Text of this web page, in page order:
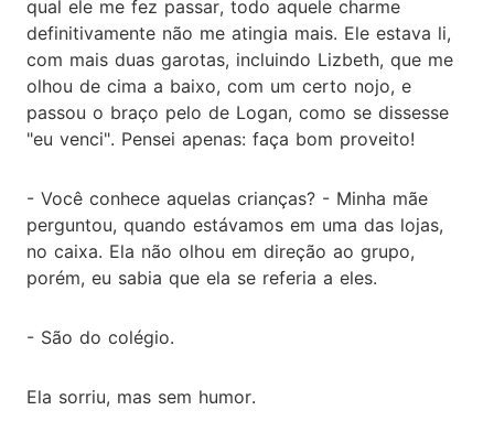
qual ele me fez passar, todo aquele charme
definitivamente não me atingia mais. Ele estava li,
com mais duas garotas, incluindo Lizbeth, que me
olhou de cima a baixo, com um certo nojo, e
passou o braço pelo de Logan, como se dissesse
"eu venci". Pensei apenas: faça bom proveito!
- Você conhece aquelas crianças? - Minha mãe
perguntou, quando estávamos em uma das lojas,
no caixa. Ela não olhou em direção ao grupo,
porém, eu sabia que ela se referia a eles.
- São do colégio.
Ela sorriu, mas sem humor.